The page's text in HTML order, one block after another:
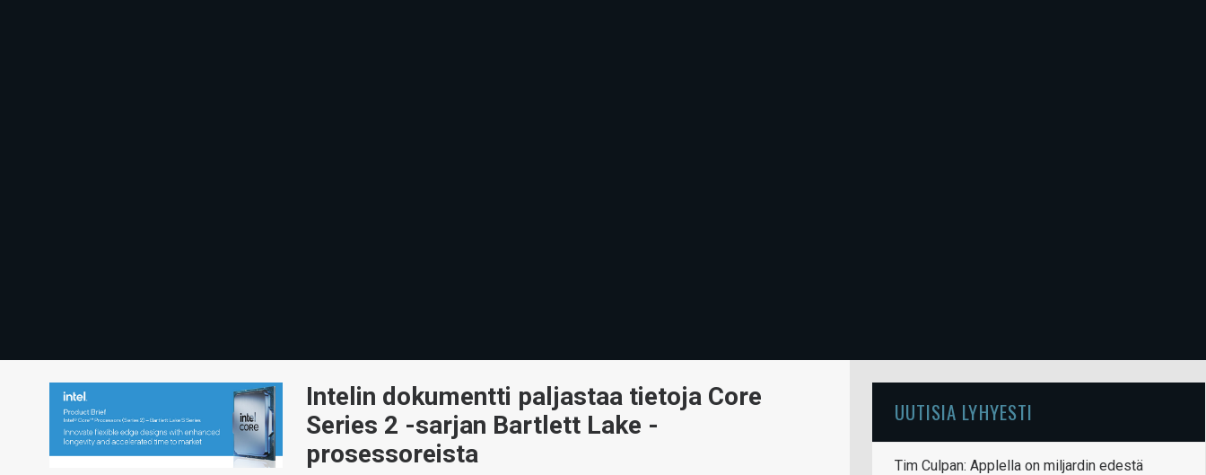
Intelin dokumentti paljastaa tietoja Core
Series 2 -sarjan Bartlett Lake -
prosessoreista
UUTISIA LYHYESTI
Tim Culpan: Applella on miljardin edestä